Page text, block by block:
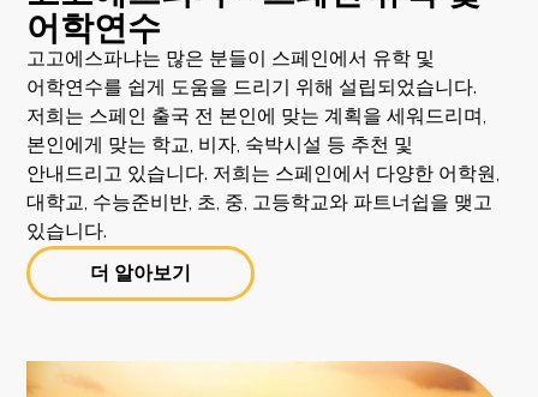
어학연수
고고에스파냐는 많은 분들이 스페인에서 유학 및
어학연수를 쉽게 도움을 드리기 위해 설립되었습니다.
저희는 스페인 출국 전 본인에 맞는 계획을 세워드리며,
본인에게 맞는 학교, 비자, 숙박시설 등 추천 및
안내드리고 있습니다. 저희는 스페인에서 다양한 어학원,
대학교, 수능준비반, 초, 중, 고등학교와 파트너쉽을 맺고
있습니다.
더 알아보기